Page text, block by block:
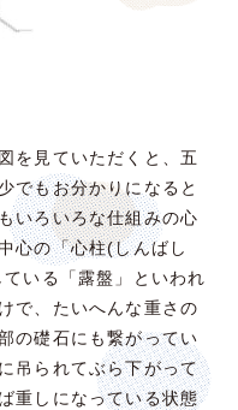
を見ていただくと、五
でもお分かりになると
いろいろな仕組みの心
心の「心柱(しんばし
いる「露盤」といわれ
で、たいへんな重さの
の礎石にも繋がってい
吊られてぶら下がって
重しになっている状態